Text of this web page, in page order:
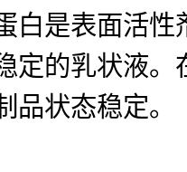
白是表面活
定的乳状液
品状态稳定。